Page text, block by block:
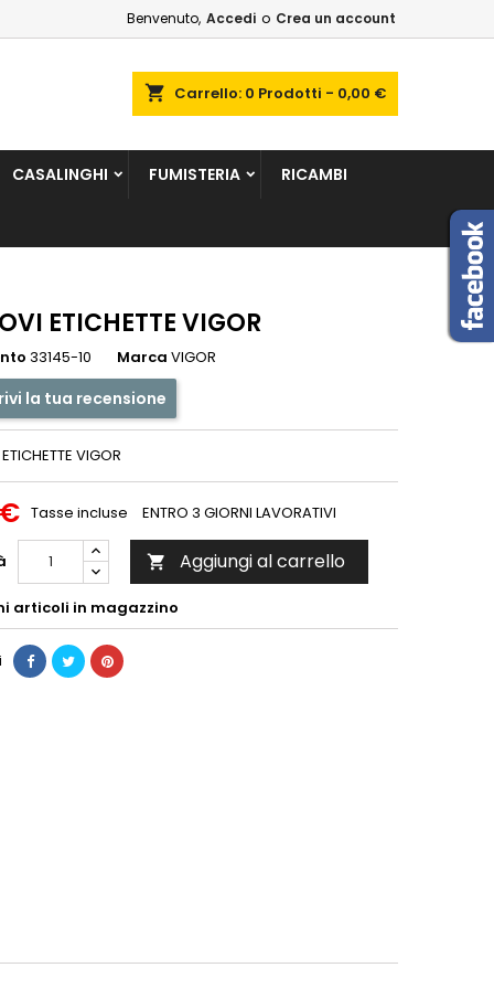
Benvenuto, Accedi o Crea un account
shopping_cart Carrello: 0 Prodotti - 0,00 €
CASALINGHI FUMISTERIA RICAMBI
ETICHETTE VIGOR
33145-10 Marca VIGOR
la tua recensione
VIGOR
Tasse incluse ENTRO 3 GIORNI LAVORATIVI
 Aggiungi al carrello
articoli in magazzino